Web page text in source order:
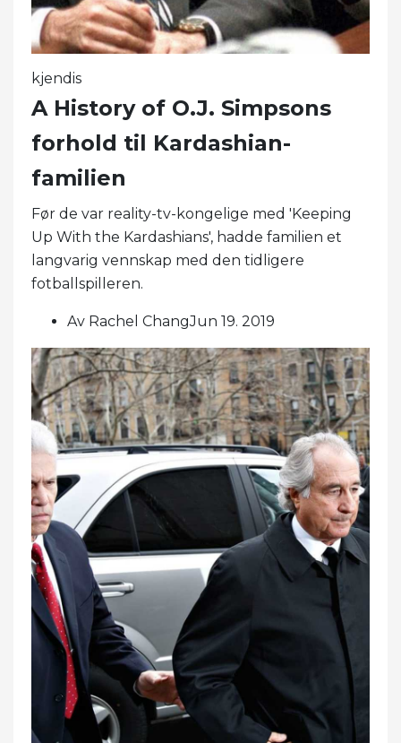
kjendis
A History of O.J. Simpsons
forhold til Kardashian-
familien
Før de var reality-tv-kongelige med 'Keeping
Up With the Kardashians', hadde familien et
langvarig vennskap med den tidligere
fotballspilleren.
Av Rachel ChangJun 19. 2019